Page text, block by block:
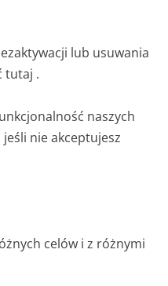
lub usuwania
tutaj .
naszych
nie akceptujesz
celów i z różnymi